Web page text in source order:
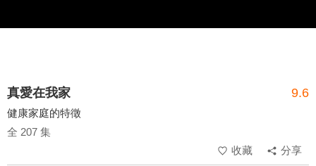
真愛在我家 9.6
健康家庭的特徵
全 207 集
收藏
分享